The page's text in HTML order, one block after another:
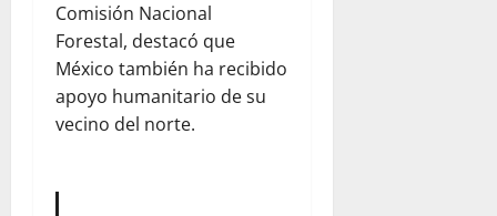
Comisión Nacional
Forestal, destacó que
México también ha recibido
apoyo humanitario de su
vecino del norte.